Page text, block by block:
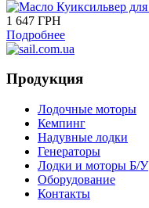
1 647 ГРН
Подробнее
Продукция
Лодочные моторы
Кемпинг
Надувные лодки
Генераторы
Лодки и моторы Б/У
Оборудование
Контакты